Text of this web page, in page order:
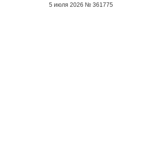
5 июля 2026 № 361775